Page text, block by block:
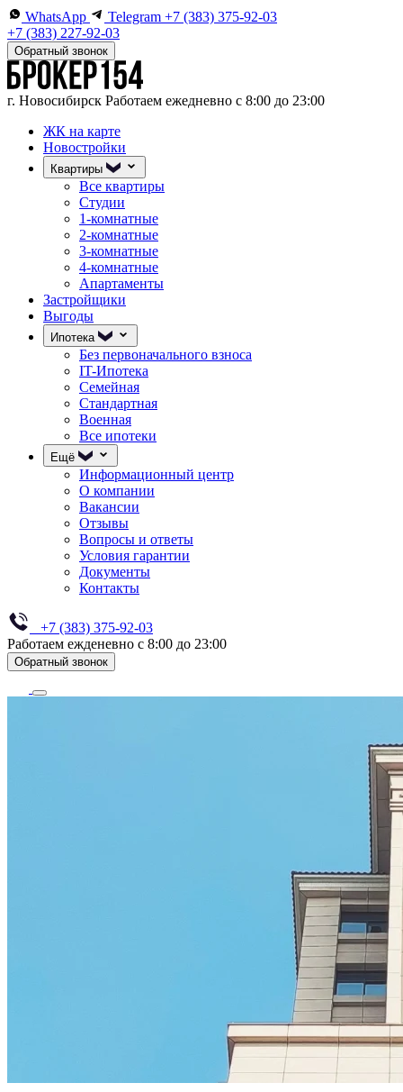
WhatsApp Telegram +7 (383) 375-92-03
+7 (383) 227-92-03
Обратный звонок
г. Новосибирск Работаем ежедневно с 8:00 до 23:00
ЖК на карте
Новостройки
Квартиры
Все квартиры
Студии
1-комнатные
2-комнатные
3-комнатные
4-комнатные
Апартаменты
Застройщики
Выгоды
Ипотека
Без первоначального взноса
IT-Ипотека
Семейная
Стандартная
Военная
Все ипотеки
Ещё
Информационный центр
О компании
Вакансии
Отзывы
Вопросы и ответы
Условия гарантии
Документы
Контакты
+7 (383) 375-92-03
Работаем ежденевно с 8:00 до 23:00
Обратный звонок